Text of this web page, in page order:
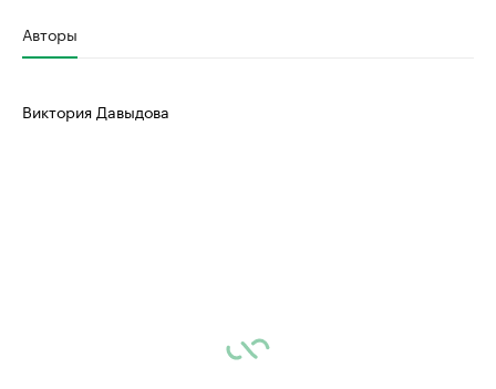
Авторы
Виктория Давыдова